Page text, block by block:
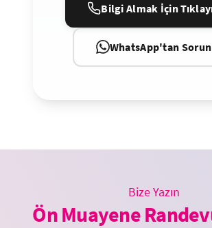
Bilgi Almak İçin
WhatsApp'tan Sorun
Bize Yazın
Ön Muayene